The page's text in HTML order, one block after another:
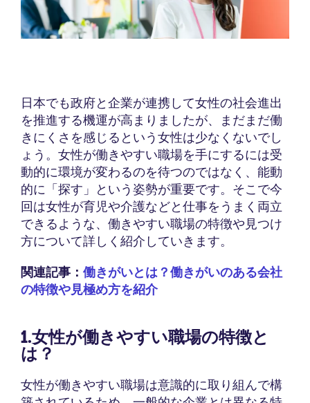
日本でも政府と企業が連携して女性の社会進出
を推進する機運が高まりましたが、まだまだ働
きにくさを感じるという女性は少なくないでし
ょう。女性が働きやすい職場を手にするには受
動的に環境が変わるのを待つのではなく、能動
的に「探す」という姿勢が重要です。そこで今
回は女性が育児や介護などと仕事をうまく両立
できるような、働きやすい職場の特徴や見つけ
方について詳しく紹介していきます。
関連記事： 働きがいとは？働きがいのある会社
の特徴や見極め方を紹介
1.女性が働きやすい職場の特徴と
は？
女性が働きやすい職場は意識的に取り組んで構